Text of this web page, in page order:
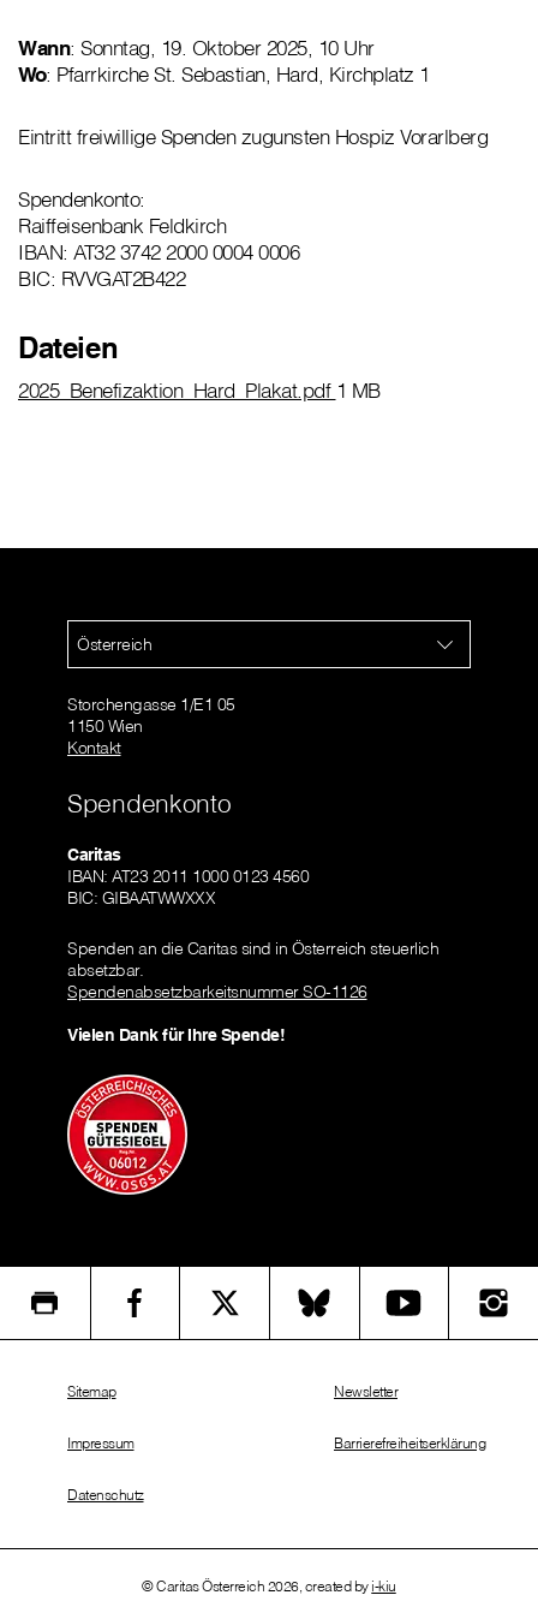
Wann: Sonntag, 19. Oktober 2025, 10 Uhr
Wo: Pfarrkirche St. Sebastian, Hard, Kirchplatz 1
Eintritt freiwillige Spenden zugunsten Hospiz Vorarlberg
Spendenkonto:
Raiffeisenbank Feldkirch
IBAN: AT32 3742 2000 0004 0006
BIC: RVVGAT2B422
Dateien
2025_Benefizaktion_Hard_Plakat.pdf 1 MB
Österreich
Storchengasse 1/E1 05
1150 Wien
Kontakt
Spendenkonto
Caritas
IBAN: AT23 2011 1000 0123 4560
BIC: GIBAATWWXXX
Spenden an die Caritas sind in Österreich steuerlich
absetzbar.
Spendenabsetzbarkeitsnummer SO-1126
Vielen Dank für Ihre Spende!
© Caritas Österreich 2026, created by i-kiu
Sitemap
Impressum
Datenschutz
Newsletter
Barrierefreiheitserklärung